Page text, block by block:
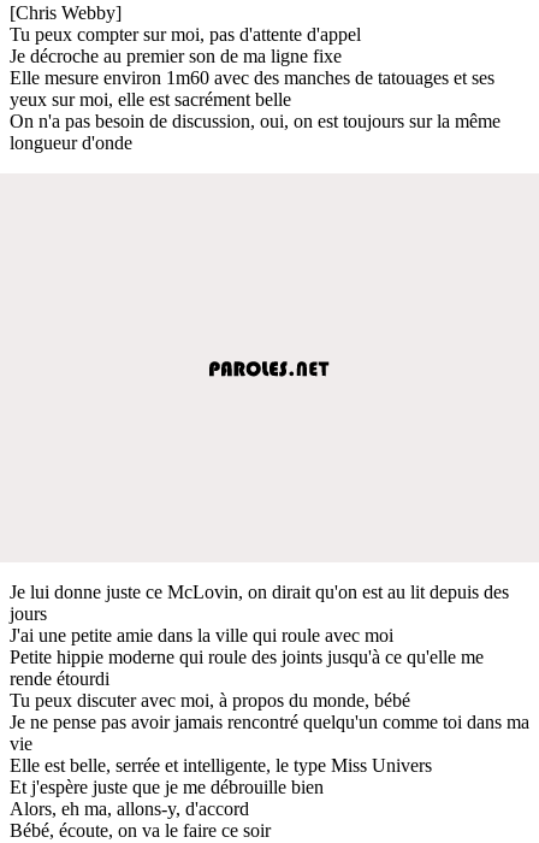
[Chris Webby]
Tu peux compter sur moi, pas d'attente d'appel
Je décroche au premier son de ma ligne fixe
Elle mesure environ 1m60 avec des manches de tatouages et ses
yeux sur moi, elle est sacrément belle
On n'a pas besoin de discussion, oui, on est toujours sur la même
longueur d'onde
Je lui donne juste ce McLovin, on dirait qu'on est au lit depuis des
jours
J'ai une petite amie dans la ville qui roule avec moi
Petite hippie moderne qui roule des joints jusqu'à ce qu'elle me
rende étourdi
Tu peux discuter avec moi, à propos du monde, bébé
Je ne pense pas avoir jamais rencontré quelqu'un comme toi dans ma
vie
Elle est belle, serrée et intelligente, le type Miss Univers
Et j'espère juste que je me débrouille bien
Alors, eh ma, allons-y, d'accord
Bébé, écoute, on va le faire ce soir